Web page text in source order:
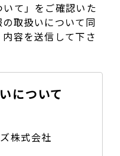
て」をご確認いた
取扱いについて同
容を送信して下さ
について
株式会社